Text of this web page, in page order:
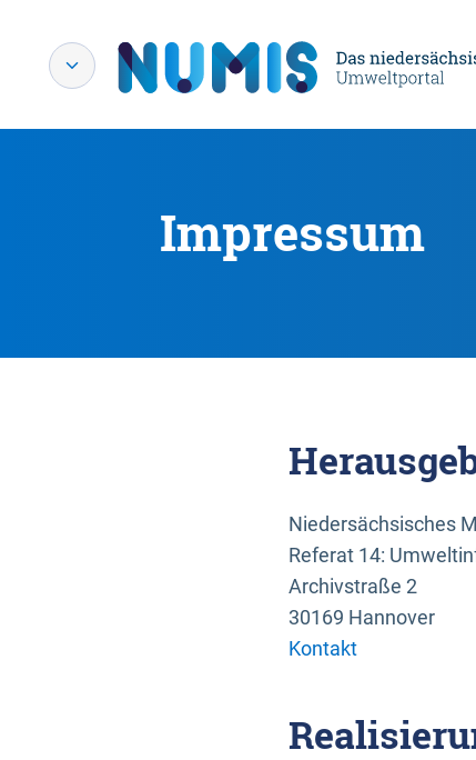
Impressum
Niedersächsisches
Referat 14:
Archivstraße 2
30169 Hannover
Kontakt